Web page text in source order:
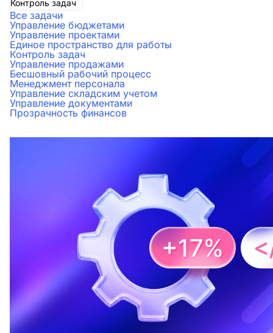
Контроль задач
Все задачи
Управление бюджетами
Управление проектами
Единое пространство для работы
Контроль задач
Управление продажами
Бесшовный рабочий процесс
Менеджмент персонала
Управление складским учетом
Управление документами
Прозрачность финансов